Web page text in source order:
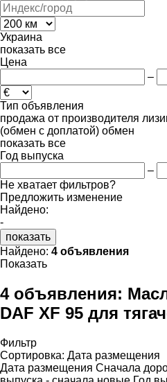
Украина
показать все
Цена
–
Тип объявления
продажа от производителя
(обмен с доплатой) обмен
показать все
Год выпуска
–
Не хватает фильтров?
Предложить изменение
Найдено:
-
показать
Найдено: 4 объявления
Показать
4 объявления:
DAF XF 95 для
Фильтр
Сортировка: Дата размещения
Дата размещения Сначала